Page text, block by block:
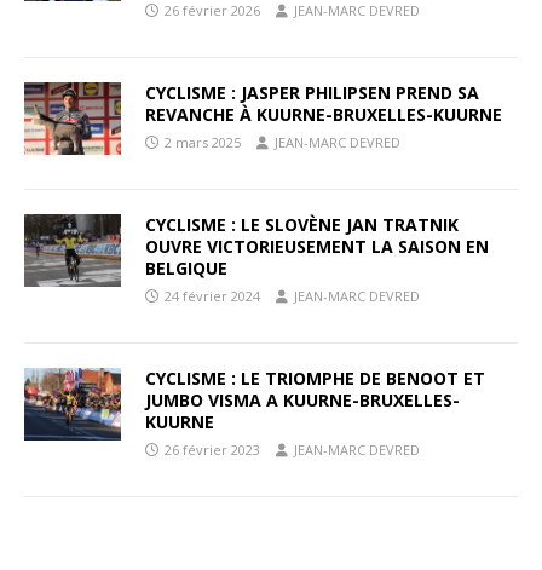
26 février 2026 JEAN-MARC DEVRED
CYCLISME : JASPER PHILIPSEN PREND SA
REVANCHE À KUURNE-BRUXELLES-KUURNE
2 mars 2025 JEAN-MARC DEVRED
CYCLISME : LE SLOVÈNE JAN TRATNIK
OUVRE VICTORIEUSEMENT LA SAISON EN
BELGIQUE
24 février 2024 JEAN-MARC DEVRED
CYCLISME : LE TRIOMPHE DE BENOOT ET
JUMBO VISMA A KUURNE-BRUXELLES-
KUURNE
26 février 2023 JEAN-MARC DEVRED